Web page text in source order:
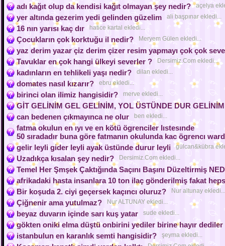
adı kağıt olup da kendisi kağıt olmayan şey nedir? açelya
yer altında gezerim yedi gelinden güzelim ali başpınar ekledi...
16 nın yarısı kaç dır hatice kartal ekledi...
Çocukların çok korktuğu il nedir? Meryem Gülen ekledi...
yaz derim yazar çiz derim çizer resim yapmayı çok çok
Tavuklar en çok hangi ülkeyi severler ?
Dersimiz.Com ekledi...
kadınların en tehlikeli yaşı nedir? dilan ekledi...
domates nasıl kızarır? ebru ekledi...
birinci olan ilimiz hangisidir? merve ekledi...
GİT GELİNİM GEL GELİNİM, YOL ÜSTÜNDE DUR GELİNİM
can bedenen çıkmayınca ne olur
ben ekledi...
fatma okulun en ıyı ve en kötü ögrenciler lıstesınde
50 sıradadır buna göre fatmanın okulunda kac ögrencı
gelir leyli gider leyli ayak üstünde durur leyli
gülcan&kübra
Uzadıkça kısalan şey nedir? Dersimiz.Com ekledi...
Temel Her Şmşek Çaktığında Saçını Başını Düzeltirmiş
afrikadaki hasta insanlara 10 ton ilaç gönderilmiş fakat
Bir koşuda 2. ciyi geçersek kaçıncı oluruz?
Nur altunay ekledi...
Çiğnenir ama yutulmaz? Nur ALTUNAY ekledi...
beyaz duvarın içinde sarı kuş yatar sude ekledi...
gökten oniki elma düştü onbirini yediler birine hayır dediler
istanbulun en karanlık semti hangisidir?
şeyma ekledi...